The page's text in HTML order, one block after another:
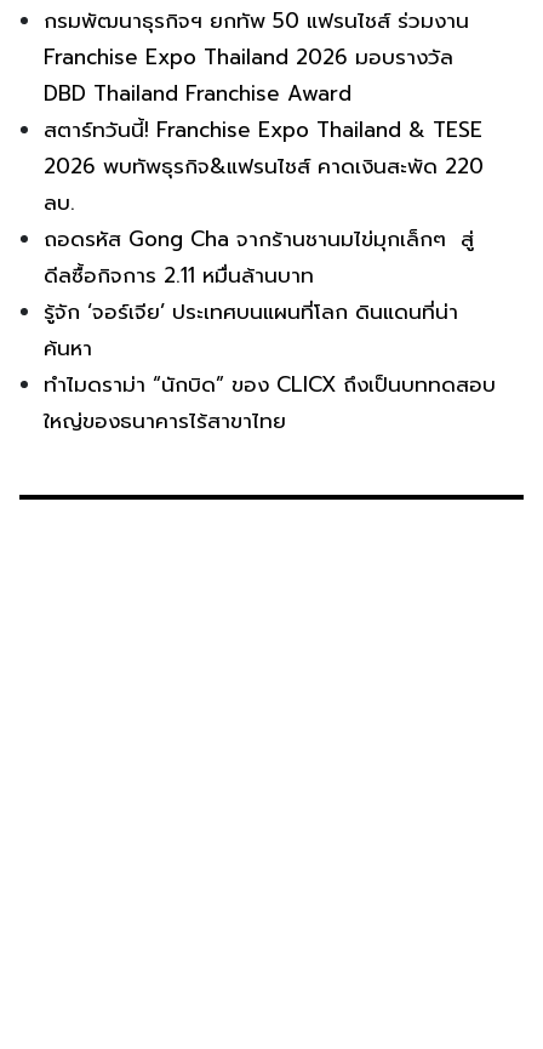
กรมพัฒนาธุรกิจฯ ยกทัพ 50 แฟรนไชส์ ร่วมงาน
Franchise Expo Thailand 2026 มอบรางวัล
DBD Thailand Franchise Award
สตาร์ทวันนี้! Franchise Expo Thailand & TESE
2026 พบทัพธุรกิจ&แฟรนไชส์ คาดเงินสะพัด 220
ลบ.
ถอดรหัส Gong Cha จากร้านชานมไข่มุกเล็กๆ สู่
ดีลซื้อกิจการ 2.11 หมื่นล้านบาท
รู้จัก ‘จอร์เจีย’ ประเทศบนแผนที่โลก ดินแดนที่น่า
ค้นหา
ทำไมดราม่า “นักบิด” ของ CLICX ถึงเป็นบททดสอบ
ใหญ่ของธนาคารไร้สาขาไทย